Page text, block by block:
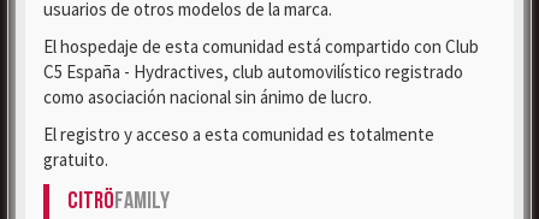
usuarios de otros modelos de la marca.
El hospedaje de esta comunidad está compartido con Club
C5 España - Hydractives, club automovilístico registrado
como asociación nacional sin ánimo de lucro.
El registro y acceso a esta comunidad es totalmente
gratuito.
CitröFamily